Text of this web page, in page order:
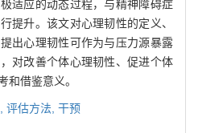
适应的动态过程，与精神障碍症
提升。该文对心理韧性的定义、
出心理韧性可作为与压力源暴露
对改善个体心理韧性、促进个体
和借鉴意义。
评估方法, 干预